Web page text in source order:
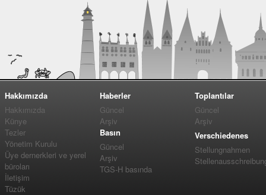
Hakkımızda
Hakkımızda
Künye
Tezler
Yönetim Kurulu
Üye dernerkleri ve yerel
büroları
İletişim
Tüzük
Haberler
Güncel
Arşiv
Basın
Güncel
Arşiv
TGS-H basında
Toplantılar
Güncel
Arşiv
Verschiedenes
Stellungnahmen